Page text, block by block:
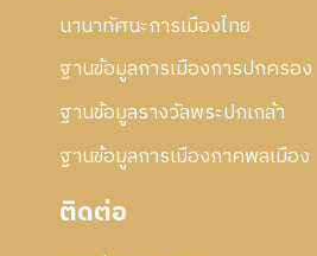
นานาทัศนะการเมืองไทย
ฐานข้อมูลการเมืองการปกครอง
ฐานข้อมูลรางวัลพระปกเกล้า
ฐานข้อมูลการเมืองภาคพลเมือง
ติดต่อ